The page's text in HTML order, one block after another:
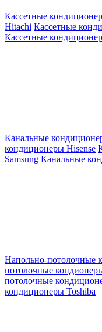
Кассетные
Hitachi Кассетные
Кассетные
Канальные
кондиционеры Hisense
Samsung Канальные
Напольно-потолочные
потолочные
потолочные
кондиционеры Toshiba